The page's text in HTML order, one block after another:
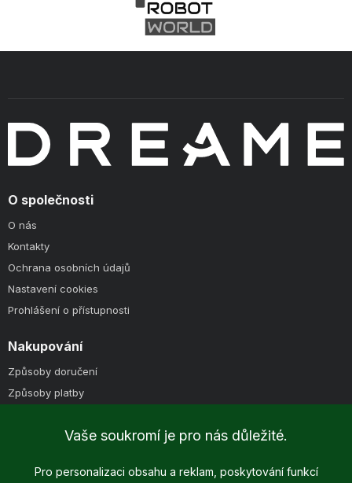
O společnosti
O nás
Kontakty
Ochrana osobních údajů
Nastavení cookies
Prohlášení o přístupnosti
Nakupování
Způsoby doručení
Způsoby platby
Vaše soukromí je pro nás důležité.
Pro personalizaci obsahu a reklam, poskytování funkcí